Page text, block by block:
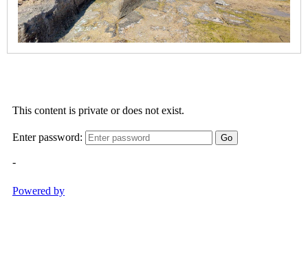
Blanca
-
Segon
/
Portitxol
Cala